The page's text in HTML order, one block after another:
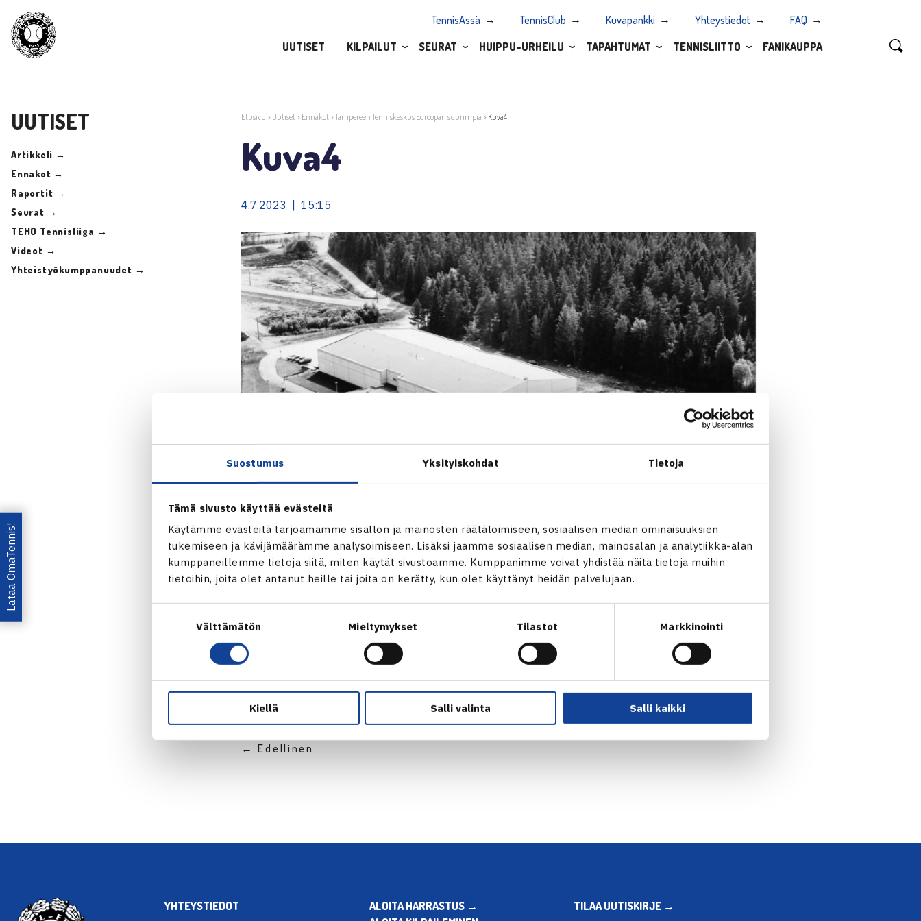
Suostumus Yksityiskohdat Tietoja
Tämä sivusto käyttää evästeitä
Käytämme evästeitä tarjoamamme sisällön ja mainosten räätälöimiseen, sosiaalisen median ominaisuuksien
tukemiseen ja kävijämäärämme analysoimiseen. Lisäksi jaamme sosiaalisen median, mainosalan ja analytiikka-alan
kumppaneillemme tietoja siitä, miten käytät sivustoamme. Kumppanimme voivat yhdistää näitä tietoja muihin
tietoihin, joita olet antanut heille tai joita on kerätty, kun olet käyttänyt heidän palvelujaan.
Välttämätön Mieltymykset Tilastot Markkinointi
Kiellä Salli valinta Salli kaikki
TennisÄssä TennisClub Kuvapankki Yhteystiedot
FAQ
UUTISET
KILPAILUT SEURAT HUIPPU-URHEILU TAPAHTUMAT TENNISLIITTO FANIKAUPPA
UUTISET
Artikkeli →
Ennakot →
Raportit →
Seurat →
TEHO Tennisliiga →
Videot →
Yhteistyökumppanuudet →
Etusivu > Uutiset> Ennakot>Tampereen Tenniskeskus Euroopan suurimpia > Kuva4
Kuva4
4.7.2023 | 15:15
← Edellinen
Lataa OmaTennis!
YHTEYSTIEDOT
ALOITA HARRASTUS →
TILAA UUTISKIRJE →